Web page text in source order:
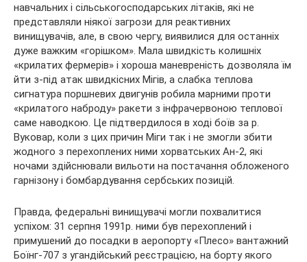
навчальних і сільськогосподарських літаків, які не
представляли ніякої загрози для реактивних
винищувачів, але, в свою чергу, виявилися для останніх
дуже важким «горішком». Мала швидкість колишніх
«крилатих фермерів» і хороша маневреність дозволяла їм
йти з-під атак швидкісних Мігів, а слабка теплова
сигнатура поршневих двигунів робила марними проти
«крилатого наброду» ракети з інфрачервоною теплової
саме наводкою. Це підтвердилося в ході боїв за р.
Вуковар, коли з цих причин Міги так і не змогли збити
жодного з перехоплених ними хорватських Ан-2, які
ночами здійснювали вильоти на постачання обложеного
гарнізону і бомбардування сербських позицій.
Правда, федеральні винищувачі могли похвалитися
успіхом: 31 серпня 1991р. ними був перехоплений і
примушений до посадки в аеропорту «Плесо» вантажний
Боїнг-707 з угандійський реєстрацією, на борту якого